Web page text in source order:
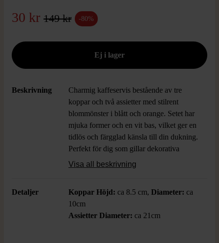
30 kr 149 kr -80%
Beskrivning
Charmig kaffeservis bestående av tre
koppar och två assietter med stilrent
blommönster i blått och orange. Setet har
mjuka former och en vit bas, vilket ger en
tidlös och färgglad känsla till din dukning.
Perfekt för dig som gillar dekorativa
detaljer.
Visa all beskrivning
Detaljer Koppar Höjd: ca 8.5 cm, Diameter: ca
10cm
Assietter Diameter: ca 21cm